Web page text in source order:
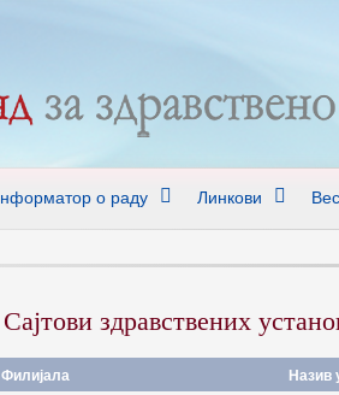
о раду Линкови
Сајтови здравствених
Филијала Назив